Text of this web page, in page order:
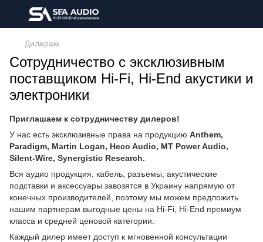
Дилерам
Сотрудничество с эксклюзивным
поставщиком Hi-Fi, Hi-End акустики и
электроники
Приглашаем к сотрудничеству дилеров!
У нас есть эксклюзивные права на продукцию Anthem,
Paradigm, Martin Logan, Heco Audio, MT Power Audio,
Silent-Wire, Synergistic Research.
Вся аудио продукция, кабель, разъемы, акустические
подставки и аксессуары завозятся в Украину напрямую от
конечных производителей, поэтому мы можем предложить
нашим партнерам выгодные цены на Hi-Fi, Hi-End премиум
класса и средней ценовой категории.
Каждый дилер имеет доступ к мгновенной консультации